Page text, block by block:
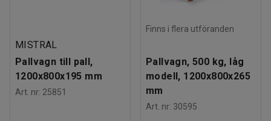
MISTRAL
Pallvagn till pall,
1200x800x195 mm
Art. nr: 25851
Finns i flera utföranden
Pallvagn, 500 kg, låg
modell, 1200x800x265
mm
Art. nr: 30595